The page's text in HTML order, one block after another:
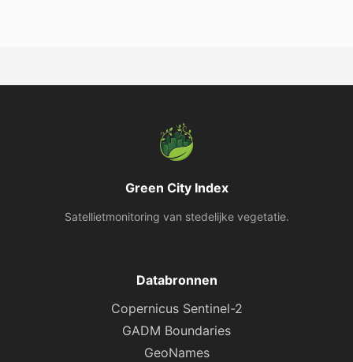
Green City Index
Satellietmonitoring van stedelijke vegetatie.
Databronnen
Copernicus Sentinel-2
GADM Boundaries
GeoNames